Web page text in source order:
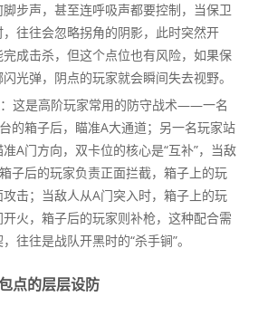
步声，甚至连呼吸声都要控制，当保卫
往往会忽略拐角的阴影，此时突然开
成击杀，但这个点位也有风险，如果保
光弹，阴点的玩家就会瞬间失去视野。
：这是高阶玩家常用的防守战术——一名
的箱子后，瞄准A大通道；另一名玩家站
A门方向，双卡位的核心是“互补”，当敌
子后的玩家负责正面拦截，箱子上的玩
击；当敌人从A门突入时，箱子上的玩
火，箱子后的玩家则补枪，这种配合需
往往是战队开黑时的“杀手锏”。
点的层层设防